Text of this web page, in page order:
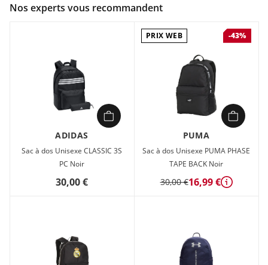
Bretelles rembourrées réglables. 100% polyester (50% recyclé
minimum). Volume : 28 litres. Dimensions : 47,5 x 28 x 20 cm.
Fabriqué avec au moins 50% de matériaux recyclés.
Nos experts vous recommandent
ADIDAS
Sac à dos Unisexe CLASSIC 3S
PC Noir
30,00 €
PRIX WEB -43%
PUMA
Sac à dos Unisexe PUMA PHASE
TAPE BACK Noir
30,00 €16,99 € Détails